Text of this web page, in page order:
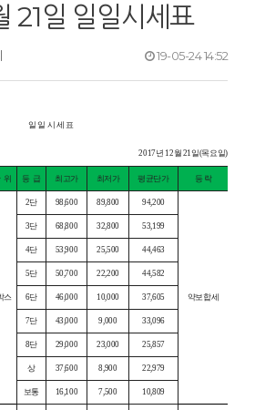
21일 일일시세표
19-05-24 14:52
일 일 시 세 표
2017년 12월 21일(목요일)
위 등 급 최고가 최저가 평균단가 등 락
스
2단 98,600 89,800 94,200
약보합세
3단 68,800 32,800 53,199
4단 53,900 25,500 44,463
5단 50,700 22,200 44,582
6단 46,000 10,000 37,605
7단 43,000 9,000 33,096
8단 29,000 23,000 25,857
상 37,600 8,900 22,979
보통 16,100 7,500 10,809